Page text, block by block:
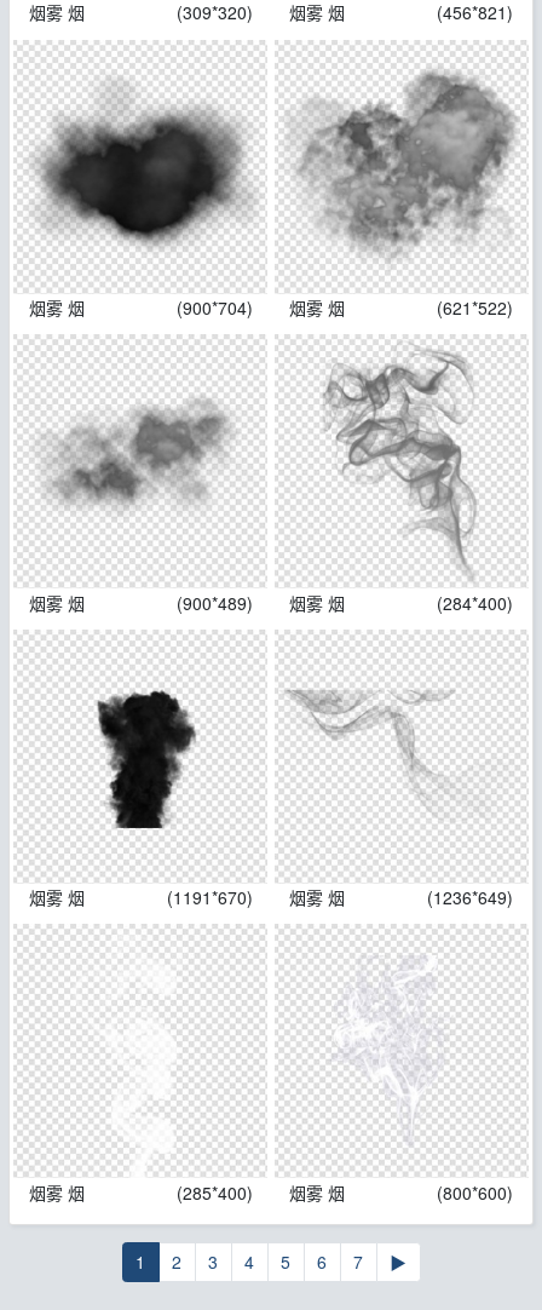
烟雾 烟 (309*320) 烟雾 烟 (456*821)
烟雾 烟 (900*704) 烟雾 烟 (621*522)
烟雾 烟 (900*489) 烟雾 烟 (284*400)
烟雾 烟 (1191*670) 烟雾 烟 (1236*649)
烟雾 烟 (285*400) 烟雾 烟 (800*600)
1 2 3 4 5 6 7 ▶